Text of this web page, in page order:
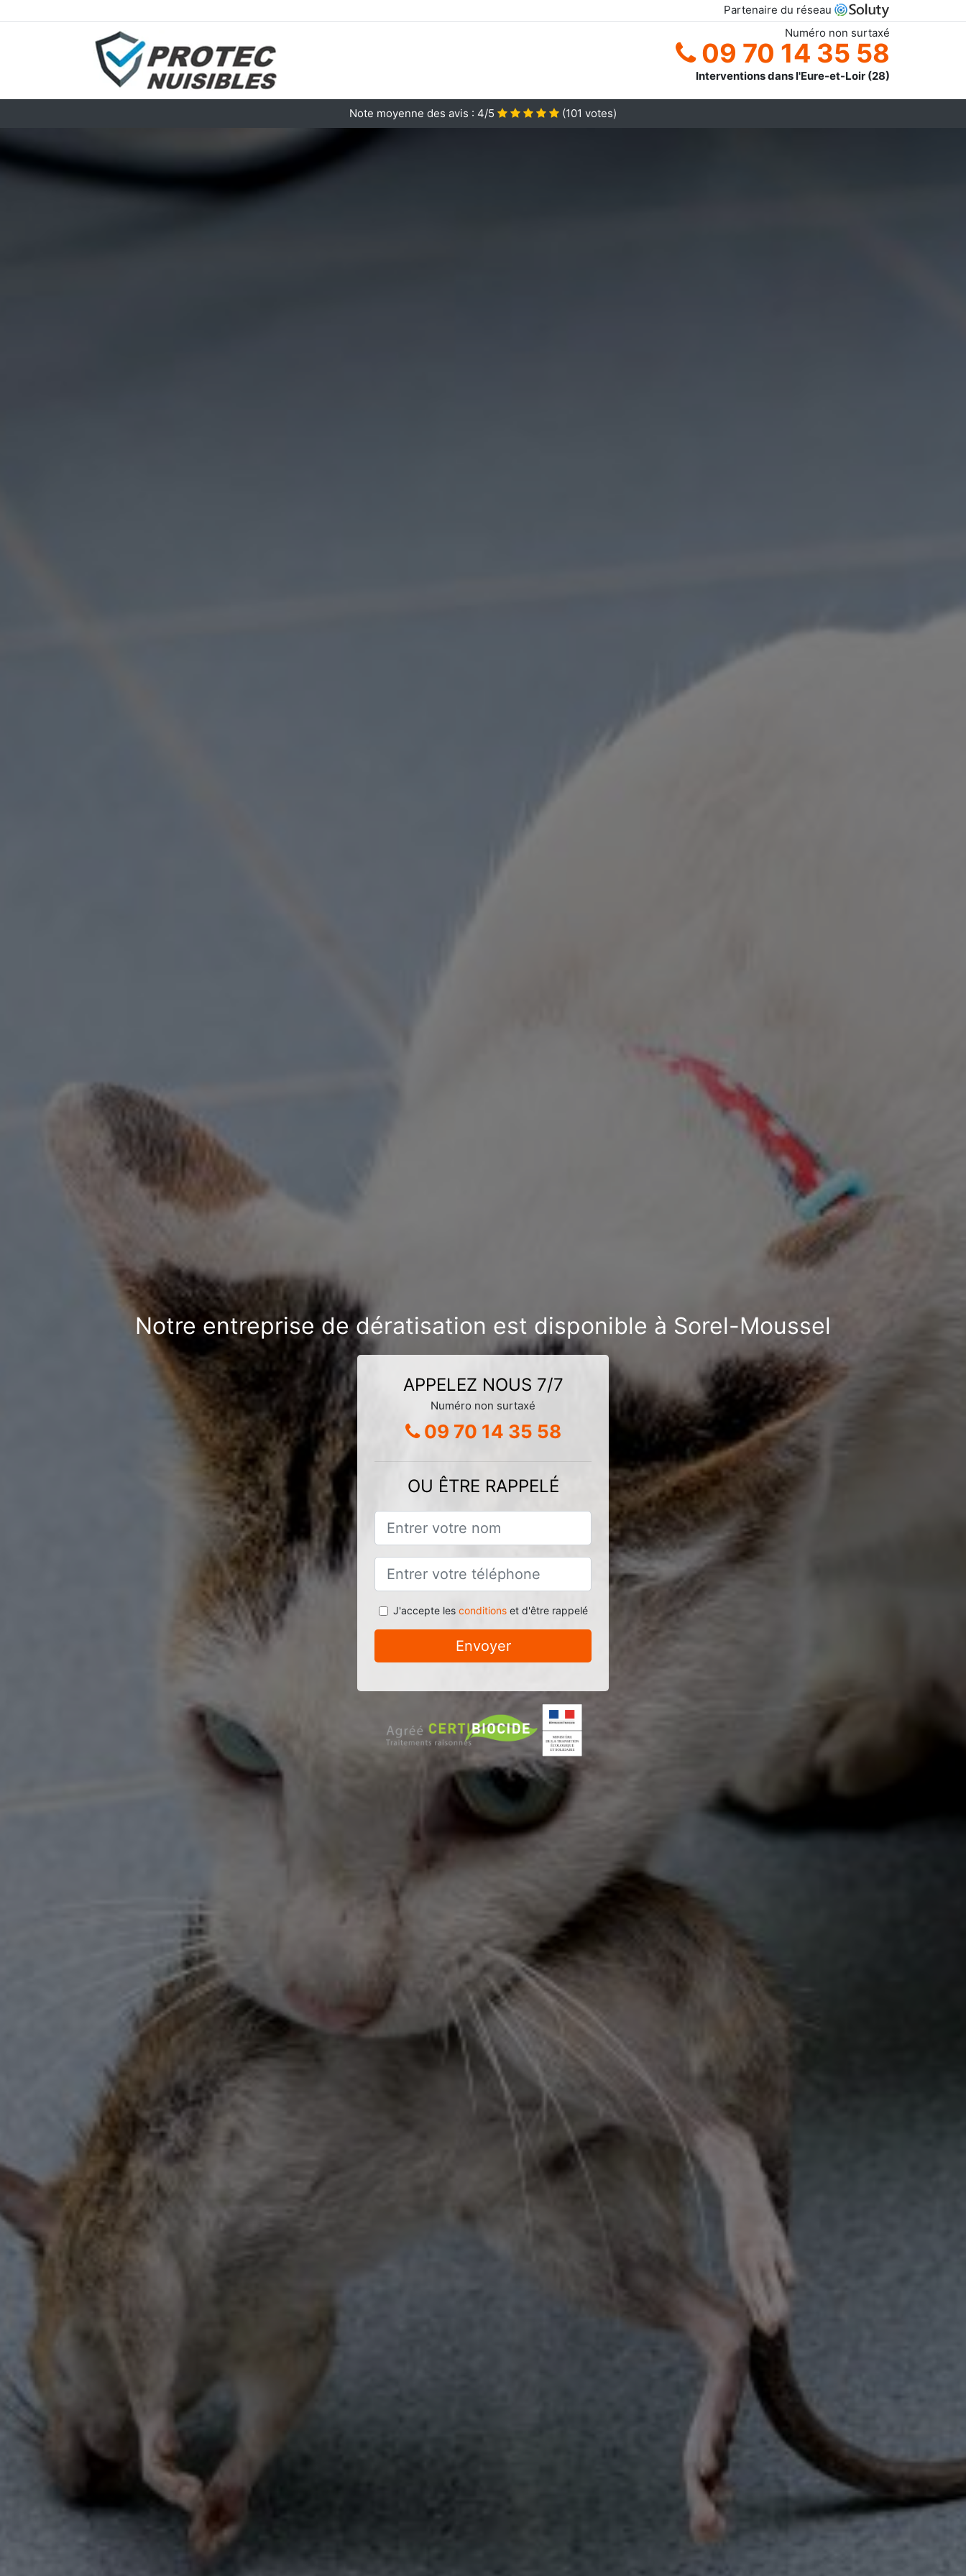
Partenaire du réseau
Numéro non surtaxé
09 70 14 35 58
Interventions dans l'Eure-et-Loir (28)
Note moyenne des avis : 4/5 (101 votes)
Notre entreprise de dératisation est disponible à Sorel-Moussel
APPELEZ NOUS 7/7
Numéro non surtaxé
09 70 14 35 58
OU ÊTRE RAPPELÉ
J'accepte les conditionset d'être rappelé
Envoyer